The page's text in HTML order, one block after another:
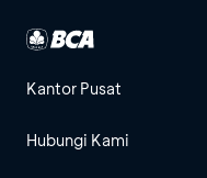
Kantor Pusat
Hubungi Kami